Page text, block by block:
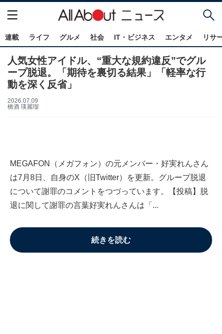
連載 ライフ グルメ 社会 IT・ビジネス エンタメ リサ
人気女性アイドル、“重大な規約違反”でグル
ープ脱退。「期待を裏切る結果」「軽率な行
動を深く反省」
2026.07.09
橋酒 瑛麗瑠
MEGAFON（メガフォン）の元メンバー・好実れんさん
は7月8日、自身のX（旧Twitter）を更新。グループ脱退
について謝罪のコメントをつづっています。【投稿】脱
退に関して謝罪の言葉好実れんさんは「...
続きを読む